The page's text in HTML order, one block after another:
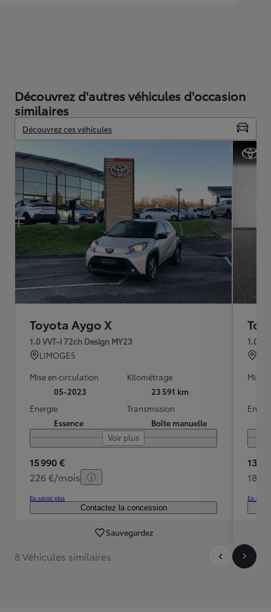
Découvrez d'autres véhicules d'occasion
similaires
Découvrez ces véhicules
Toyota Aygo X
1.0 VVT-i 72ch Design MY23
LIMOGES
Mise en circulation
05-2023
Kilométrage
23 591 km
Energie
Essence
Transmission
Boîte manuelle
Voir plus
15 990 €
226 €/mois
En savoir plus
Contactez la concession
Sauvegardez
1.0
Mise
13
184
En
8 Véhicules similaires